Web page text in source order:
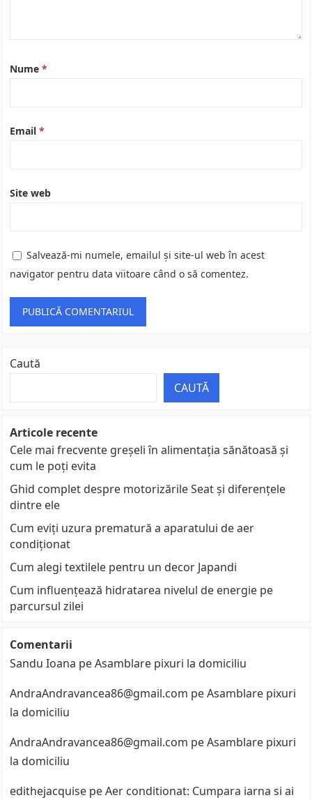
Nume*
Email*
Site web
Salvează-mi numele, emailul și site-ul web în acest
navigator pentru data viitoare când o să comentez.
Caută
CAUTĂ
Articole recente
Cele mai frecvente greșeli în alimentația sănătoasă și
cum le poți evita
Ghid complet despre motorizările Seat și diferențele
dintre ele
Cum eviți uzura prematură a aparatului de aer
condiționat
Cum alegi textilele pentru un decor Japandi
Cum influențează hidratarea nivelul de energie pe
parcursul zilei
Comentarii
Sandu Ioana peAsamblare pixuri la domiciliu
AndraAndravancea86@gmail.com peAsamblare pixuri
la domiciliu
AndraAndravancea86@gmail.com peAsamblare pixuri
la domiciliu
edithejacquise peAer conditionat: Cumpara iarna si ai